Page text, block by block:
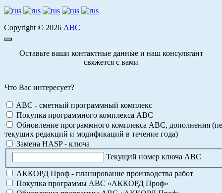
Copyright © 2026 АВС
Оставьте ваши контактные данные и наш консультант
свяжется с вами
Что Вас интересует?
ABC - сметный программный комплекс
Покупка программного комплекса АВС
Обновление программного комплекса АВС, дополнения
текущих редакций и модификаций в течение года)
Замена HASP - ключа
Текущий номер ключа АВС
АККОРД Проф - планирование производства работ
Покупка программы АВС «АККОРД Проф»